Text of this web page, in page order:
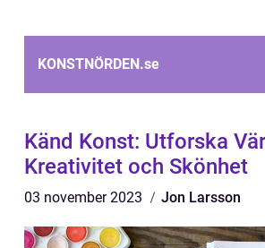
KONSTNÖRDEN.se
Känd Konst: Utforska
Kreativitet och Skönhet
03 november 2023 Jon Larsson